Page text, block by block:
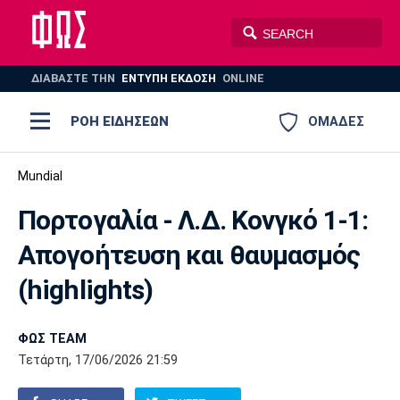
ΔΙΑΒΑΣΤΕ THN ΕΝΤΥΠΗ ΕΚΔΟΣΗ ONLINE
ΟΜΑΔΕΣ
ΡΟΗ ΕΙΔΗΣΕΩΝ
ΒΟΛΕΪ
AUTO-MOTO
Ποδόσφαιρο
Super League 1
Super League 2
Γ Εθνική
Ελλάδα
Μπάσκετ
Ελλάδα
Εθνική
EuroLeague
Ολυμπιακοί Αγώνες
Βόλεϊ
Πόλο
Ολυμπιακός ΑΕΚ ΠΑΟΚ
Παναθηναϊκός Ατρόμητος
Mundial
Πορτογαλία - Λ.Δ. Κονγκό 1-1:
Απογοήτευση και θαυμασμός
(highlights)
ΦΩΣ TEAM
Τετάρτη, 17/06/2026 21:59